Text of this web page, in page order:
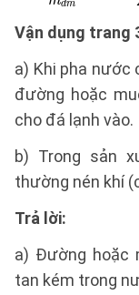
Vận dụng trang
a) Khi pha nước
đường hoặc
cho đá lạnh vào.
b) Trong sản
thường nén khí
Trả lời:
a) Đường hoặc
tan kém trong